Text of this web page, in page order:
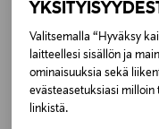
Valitsemalla “Hyväksy
laitteellesi sisällön ja
ominaisuuksia sekä
evästeasetuksiasi milloin
linkistä.
COQUINA
Koko